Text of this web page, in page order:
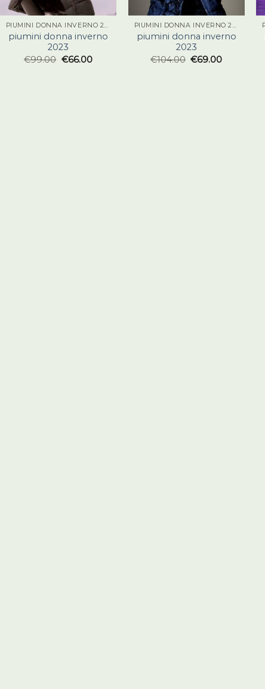
PIUMINI DONNA INVERNO 2023
piumini donna inverno
2023
€99.00 €66.00
PIUMINI DONNA INVERNO 2023
piumini donna inverno
2023
€104.00 €69.00